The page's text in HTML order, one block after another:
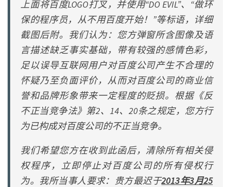
上面将百度LOGO打叉，并使用“DO EVIL”、“做环
保的程序员，从不用百度开始！”等标语，详细
截图后附。我们认为：您方弹窗所含图像及语
言描述缺乏事实基础，带有较强的感情色彩，
足以误导互联网用户对百度公司产生不合理的
怀疑乃至负面评价，从而对百度公司的商业信
誉和品牌形象带来一定程度的贬损。根据《反
不正当竞争法》第2、14、20条之规定，您方行
为已构成对百度公司的不正当竞争。
我们希望您方在收到此函后，清除所有相关侵
权程序，立即停止对百度公司的所有侵权行
为。我所当事人要求：贵方最迟于2013年3月25